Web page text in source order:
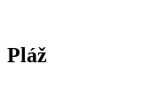
Pláž